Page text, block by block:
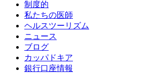
制度的
私たちの医師
ヘルスツーリズム
ニュース
ブログ
カッパドキア
銀行口座情報